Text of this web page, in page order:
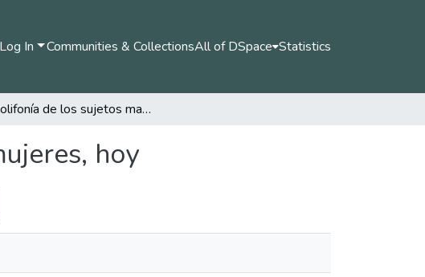
Log In Communities & CollectionsAll of DSpace Statistics
Polifonía de los sujetos maestros, maestras, mujeres, hoy
hoy